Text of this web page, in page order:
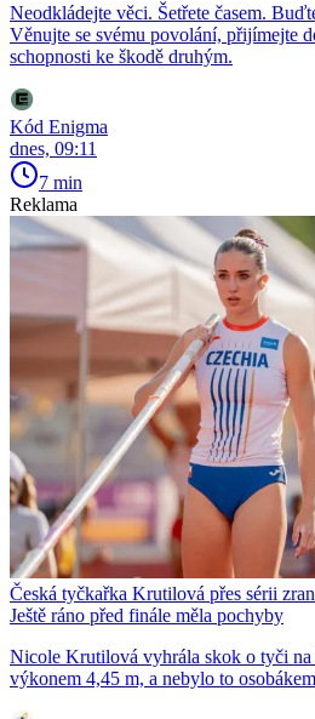
Neodkládejte věci. Šetřete časem.
Věnujte se svému povolání, přijímejte
schopnosti ke škodě druhým.
Kód Enigma
dnes, 09:11
7 min
Reklama
Česká tyčkařka Krutilová přes sérii
Ještě ráno před finále měla pochyby
Nicole Krutilová vyhrála skok o tyči
výkonem 4,45 m, a nebylo to